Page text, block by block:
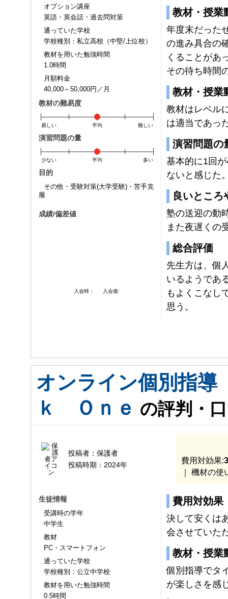
オプション講座
英語・英会話・過去問対策
通っていた学校
学校種別：私立高校（中堅/上位校）
教材を用いた勉強時間
1.0時間
月額料金
40,000～50,000円／月
教材の難易度
易しい 平均 難しい
演習問題の量
少ない 平均 多い
目的
その他・受験対策(大学受験)・苦手克
服
成績/偏差値
入会時： 入会後:
教材・授業
年度末だった
の進み具合の
くることがあ
その待ち時間
教材・授業
教材はレベル
は適当であっ
演習問題の
基本的に1回
ないと感じた
良いところ
塾の送迎の動
また夜遅くの
総合評価
先生方は、個
いるようであ
もよくこなし
思う。
オンライン個別指
ｋ Ｏｎｅ の評判・
投稿者： 保護者
投稿時期： 2024年 費用対効果:
｜ 機材の使
生徒情報
受講時の学年
中学生
教材
PC・スマートフォン
通っていた学校
学校種別：公立中学校
教材を用いた勉強時間
0.5時間
費用対効果
決して安くは
会させていた
教材・授業
個別指導でタ
が楽しさを感